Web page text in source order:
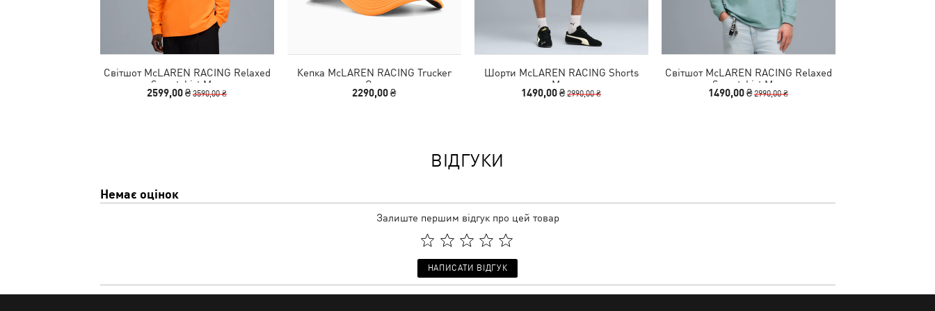
Світшот McLAREN RACING Relaxed
Sweatshirt Men
2599,00 ₴3590,00 ₴
Кепка McLAREN RACING Trucker
Cap
2290,00 ₴
Шорти McLAREN RACING Shorts
Men
1490,00 ₴2990,00 ₴
Світшот McLAREN RACING Relaxed
Sweatshirt Men
1490,00 ₴2990,00 ₴
ВІДГУКИ
Немає оцінок
Залиште першим відгук про цей товар
НАПИСАТИ ВІДГУК